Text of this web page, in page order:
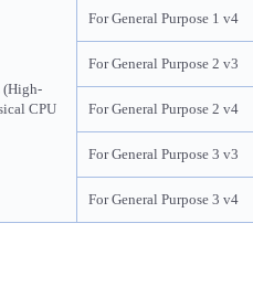
(High-
CPU
For General Purpose 1 v4
For General Purpose 2 v3
For General Purpose 2 v4
For General Purpose 3 v3
For General Purpose 3 v4